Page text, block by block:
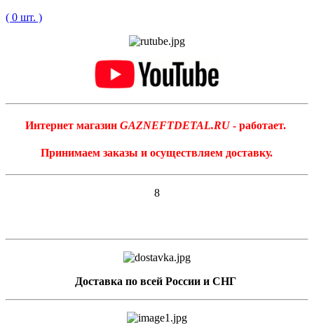
( 0 шт. )
Интернет магазин GAZNEFTDETAL.RU- работает.
Принимаем заказы и осуществляем доставку.
8
Доставка по всей России и СНГ